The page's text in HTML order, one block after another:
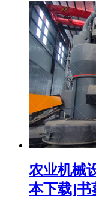
农业机械
本下载]书